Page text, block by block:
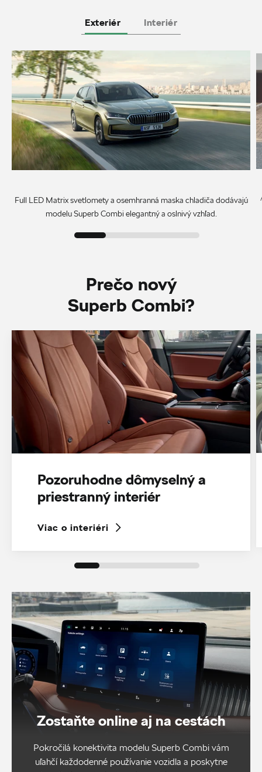
Exteriér Interiér
Full LED Matrix svetlomety a osemhranná maska chladiča dodávajú
modelu Superb Combi elegantný a oslnivý vzhľad.
Prečo nový
Superb Combi?
Pozoruhodne dômyselný a
priestranný interiér
Viac o interiéri
Zostaňte online aj na cestách
Pokročilá konektivita modelu Superb Combi vám
uľahčí každodenné používanie vozidla a poskytne